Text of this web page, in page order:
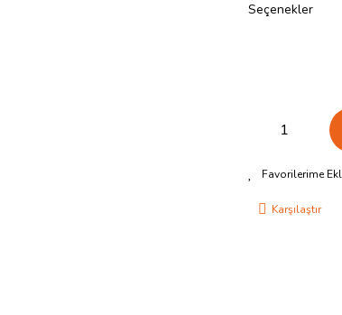
Seçenekler
Karşılaştır